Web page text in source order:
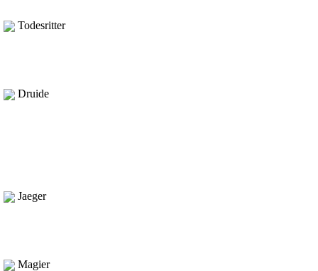
Todesritter
Druide
Jaeger
Magier